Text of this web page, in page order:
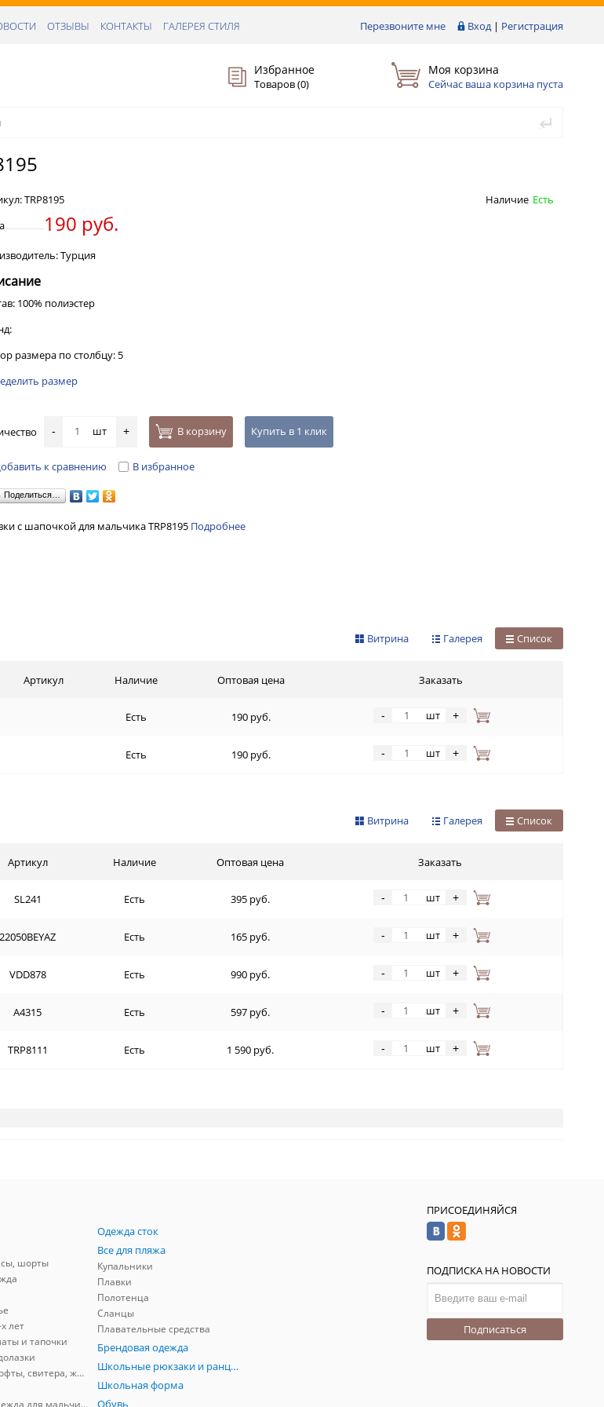
Перезвоните мне Вход | Регистрация
ОТЗЫВЫ КОНТАКТЫ ГАЛЕРЕЯ СТИЛЯ
Избранное
Товаров (0)
Моя корзина
Сейчас ваша корзина пуста
TRP8195 Наличие Есть
190 руб.
Турция
100% полиэстер
размера по столбцу: 5
размер
- шт + В корзину Купить в 1 клик
к сравнению В избранное
Поделиться…
с шапочкой для мальчика TRP8195 Подробнее
Список
Галерея
Витрина
Артикул Наличие Оптовая цена Заказать
Есть 190 руб. - шт +
Есть 190 руб. - шт +
Список
Галерея
Витрина
Артикул Наличие Оптовая цена Заказать
SL241 Есть 395 руб. - шт +
22050BEYAZ Есть 165 руб. - шт +
VDD878 Есть 990 руб. - шт +
A4315 Есть 597 руб. - шт +
TRP8111 Есть 1 590 руб. - шт +
шорты
лет
и тапочки
Толстовки, кофты, свитера, жилеты
Нарядная одежда для мальчиков
Одежда сток
Все для пляжа
Купальники
Плавки
Полотенца
Сланцы
Плавательные средства
Брендовая одежда
Школьные рюкзаки и ранцы, мешки для обуви
Школьная форма
Обувь
ПРИСОЕДИНЯЙСЯ
ПОДПИСКА НА НОВОСТИ
Подписаться